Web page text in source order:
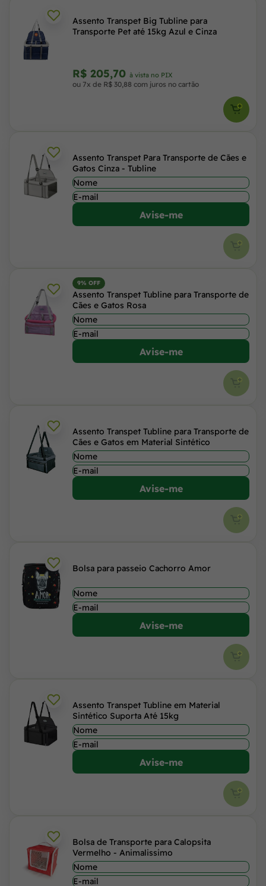
Assento Transpet Big Tubline para
Transporte Pet até 15kg Azul e Cinza
R$ 205,70 à vista no PIX
ou 7x de R$ 30,88 com juros no cartão
Assento Transpet Para Transporte de Cães e
Gatos Cinza - Tubline
Avise-me
9% OFF
Assento Transpet Tubline para Transporte de
Cães e Gatos Rosa
Avise-me
Assento Transpet Tubline para Transporte de
Cães e Gatos em Material Sintético
Avise-me
Bolsa para passeio Cachorro Amor
Avise-me
Assento Transpet Tubline em Material
Sintético Suporta Até 15kg
Avise-me
Bolsa de Transporte para Calopsita
Vermelho - Animalissimo